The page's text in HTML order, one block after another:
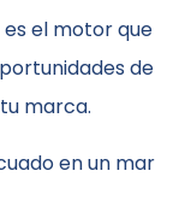
el motor que
de
marca.
en un mar